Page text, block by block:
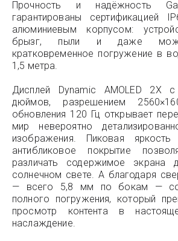
Прочность и надёжность
гарантированы сертификацией
алюминиевым корпусом:
брызг, пыли и даже
кратковременное погружение в
1,5 метра.
Дисплей Dynamic AMOLED 2X
дюймов, разрешением
обновления 120 Гц открывает
мир невероятно
изображения. Пиковая
антибликовое покрытие
различать содержимое экрана
солнечном свете. А благодаря
— всего 5,8 мм по бокам —
полного погружения, который
просмотр контента в
наслаждение.